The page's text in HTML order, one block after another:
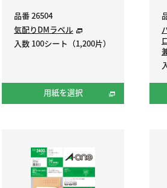
品番 26504
気配りDMラベル
入数 100シート（1,200片）
用紙を選択